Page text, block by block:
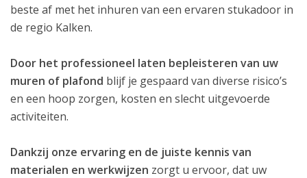
beste af met het inhuren van een ervaren stukadoor in
de regio Kalken.
Door het professioneel laten bepleisteren van uw
muren of plafond blijf je gespaard van diverse risico’s
en een hoop zorgen, kosten en slecht uitgevoerde
activiteiten.
Dankzij onze ervaring en de juiste kennis van
materialen en werkwijzen zorgt u ervoor, dat uw